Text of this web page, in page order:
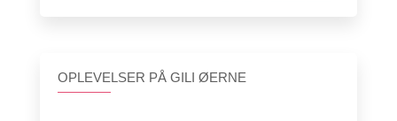
OPLEVELSER PÅ GILI ØERNE